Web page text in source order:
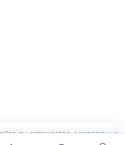
вы соглашаетесь ссогласием на